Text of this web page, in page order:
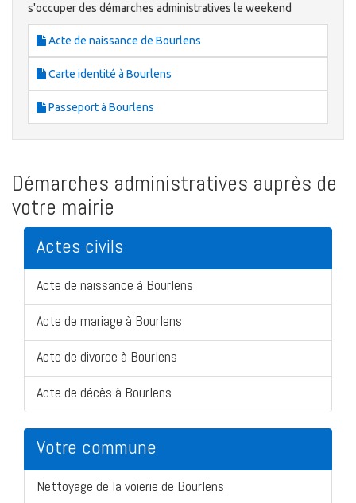
s'occuper des démarches administratives le weekend
Acte de naissance de Bourlens
Carte identité à Bourlens
Passeport à Bourlens
Démarches administratives auprès de
votre mairie
Actes civils
Acte de naissance à Bourlens
Acte de mariage à Bourlens
Acte de divorce à Bourlens
Acte de décès à Bourlens
Votre commune
Nettoyage de la voierie de Bourlens